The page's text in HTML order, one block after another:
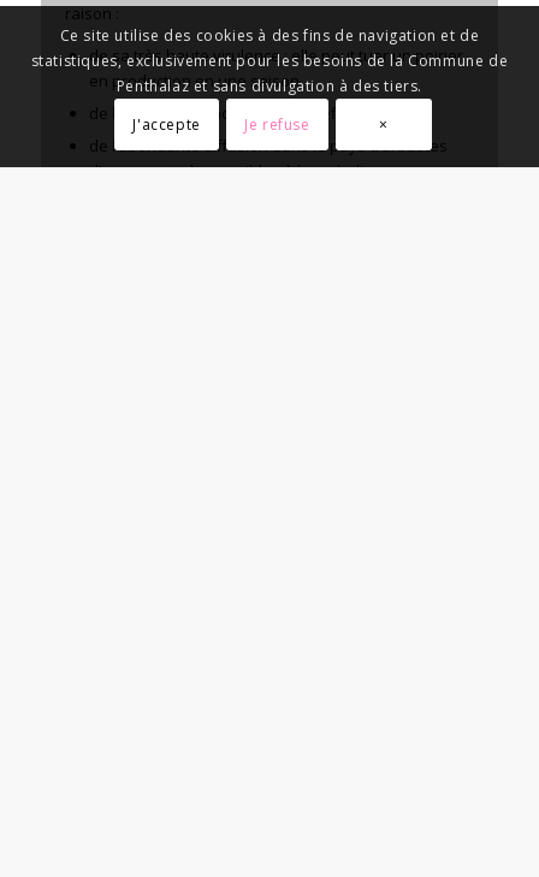
raison :
de sa très haute virulence : elle peut tuer un poirier
en production en une saison
de l’absence de moyen de lutte efficace
de l’abondante diffusion dans le pays d’arbustes
d’ornement très sensibles à la maladie
Commune de Penthalaz
Ce site utilise des cookies à des fins de navigation et de
statistiques, exclusivement pour les besoins de la Commune de
Penthalaz et sans divulgation à des tiers.
J'accepte
Je refuse ×